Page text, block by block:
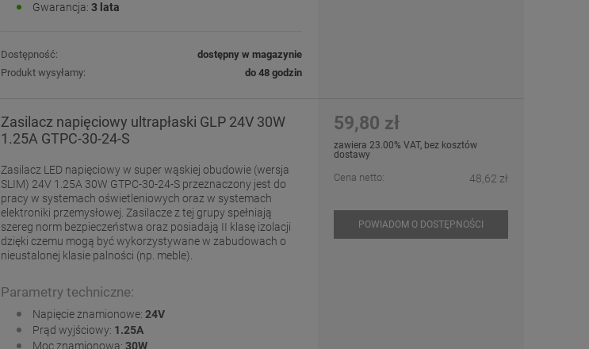
Gwarancja: 3 lata
Dostępność:
dostępny w magazynie
Produkt wysyłamy:
do 48 godzin
Zasilacz napięciowy ultrapłaski GLP 24V 30W
1.25A GTPC-30-24-S
Zasilacz LED napięciowy w super wąskiej obudowie (wersja
SLIM) 24V 1.25A 30W GTPC-30-24-S przeznaczony jest do
pracy w systemach oświetleniowych oraz w systemach
elektroniki przemysłowej. Zasilacze z tej grupy spełniają
szereg norm bezpieczeństwa oraz posiadają II klasę izolacji
dzięki czemu mogą być wykorzystywane w zabudowach o
nieustalonej klasie palności (np. meble).
Parametry techniczne:
Napięcie znamionowe: 24V
Prąd wyjściowy: 1.25A
Moc znamionowa: 30W
59,80 zł
zawiera 23.00% VAT, bez kosztów
dostawy
Cena netto: 48,62 zł
POWIADOM O DOSTĘPNOŚCI